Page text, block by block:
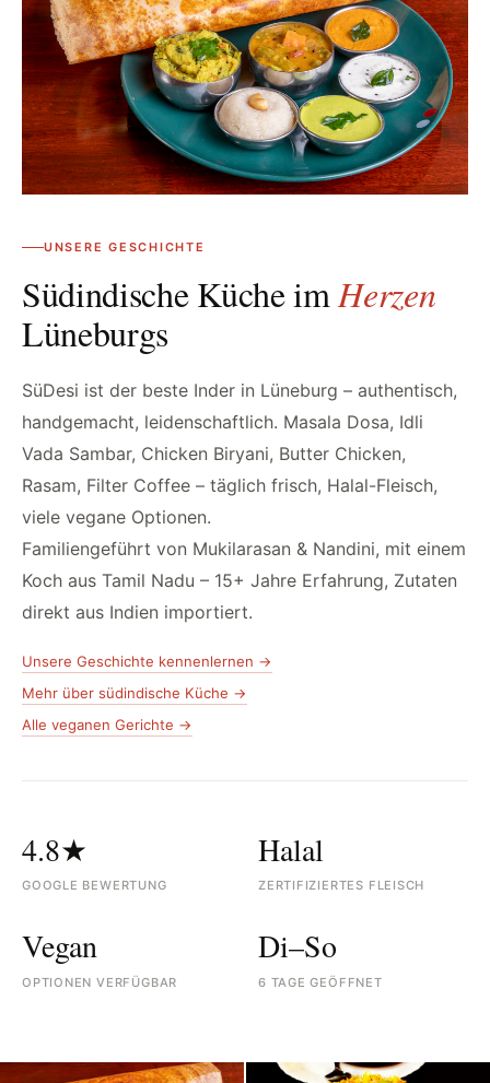
UNSERE GESCHICHTE
Südindische Küche imHerzen
Lüneburgs
SüDesi ist der beste Inder in Lüneburg – authentisch,
handgemacht, leidenschaftlich. Masala Dosa, Idli
Vada Sambar, Chicken Biryani, Butter Chicken,
Rasam, Filter Coffee – täglich frisch, Halal-Fleisch,
viele vegane Optionen.
Familiengeführt von Mukilarasan & Nandini, mit einem
Koch aus Tamil Nadu – 15+ Jahre Erfahrung, Zutaten
direkt aus Indien importiert.
Unsere Geschichte kennenlernen →
Mehr über südindische Küche →
Alle veganen Gerichte →
4.8★
GOOGLE BEWERTUNG
Halal
ZERTIFIZIERTES FLEISCH
Vegan
OPTIONEN VERFÜGBAR
Di–So
6 TAGE GEÖFFNET